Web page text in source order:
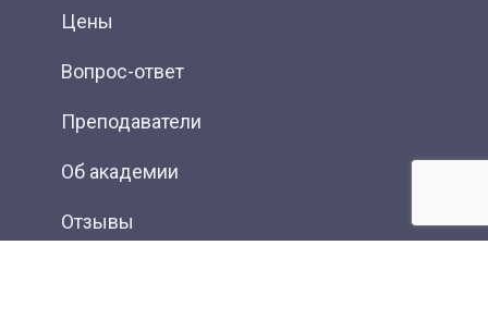
Цены
Вопрос-ответ
Преподаватели
Об академии
Отзывы